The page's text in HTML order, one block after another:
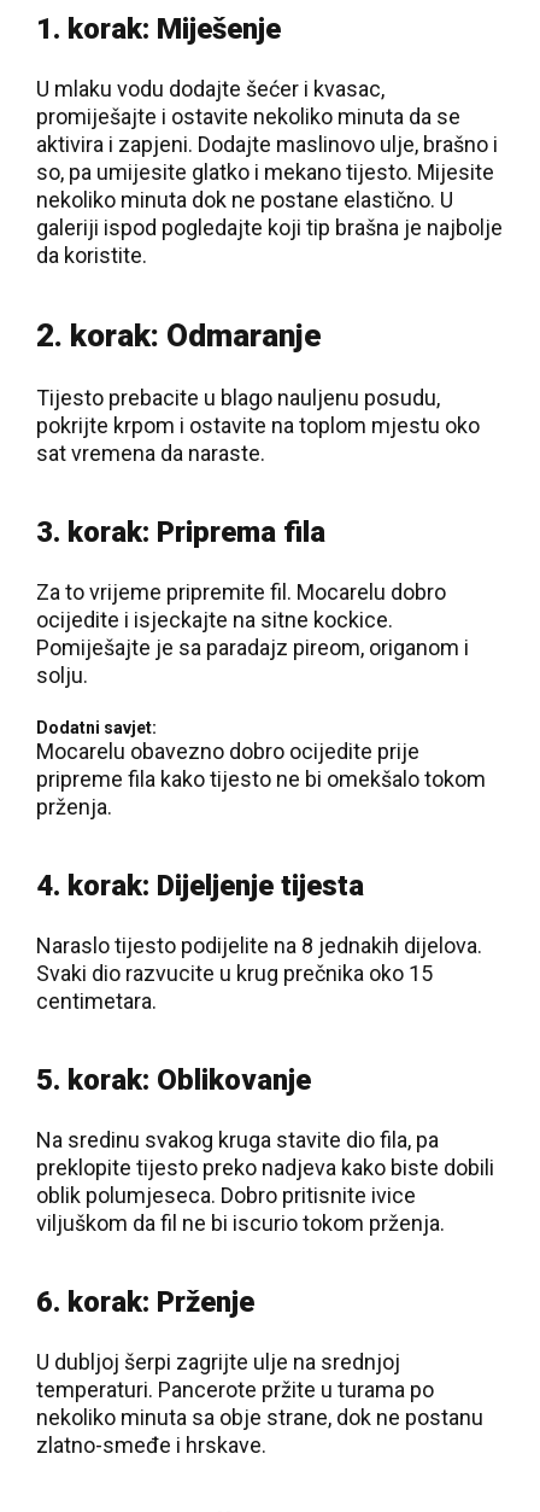
1. korak: Miješenje
U mlaku vodu dodajte šećer i kvasac,
promiješajte i ostavite nekoliko minuta da se
aktivira i zapjeni. Dodajte maslinovo ulje, brašno i
so, pa umijesite glatko i mekano tijesto. Mijesite
nekoliko minuta dok ne postane elastično. U
galeriji ispod pogledajte koji tip brašna je najbolje
da koristite.
2. korak: Odmaranje
Tijesto prebacite u blago nauljenu posudu,
pokrijte krpom i ostavite na toplom mjestu oko
sat vremena da naraste.
3. korak: Priprema fila
Za to vrijeme pripremite fil. Mocarelu dobro
ocijedite i isjeckajte na sitne kockice.
Pomiješajte je sa paradajz pireom, origanom i
solju.
Dodatni savjet:
Mocarelu obavezno dobro ocijedite prije
pripreme fila kako tijesto ne bi omekšalo tokom
prženja.
4. korak: Dijeljenje tijesta
Naraslo tijesto podijelite na 8 jednakih dijelova.
Svaki dio razvucite u krug prečnika oko 15
centimetara.
5. korak: Oblikovanje
Na sredinu svakog kruga stavite dio fila, pa
preklopite tijesto preko nadjeva kako biste dobili
oblik polumjeseca. Dobro pritisnite ivice
viljuškom da fil ne bi iscurio tokom prženja.
6. korak: Prženje
U dubljoj šerpi zagrijte ulje na srednjoj
temperaturi. Pancerote pržite u turama po
nekoliko minuta sa obje strane, dok ne postanu
zlatno-smeđe i hrskave.